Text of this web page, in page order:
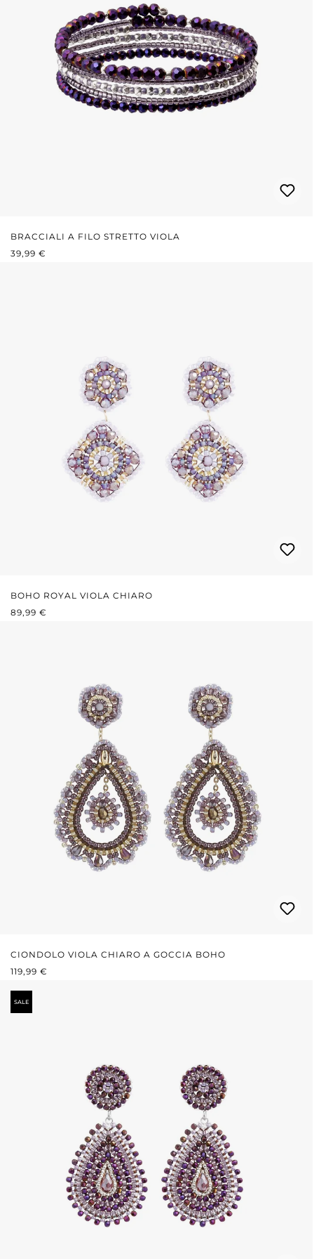
BRACCIALI A FILO STRETTO VIOLA
PREZZO NORMALE:
39,99 €
BOHO ROYAL VIOLA CHIARO
PREZZO NORMALE:
89,99 €
CIONDOLO VIOLA CHIARO A GOCCIA BOHO
PREZZO NORMALE:
119,99 €
SALE